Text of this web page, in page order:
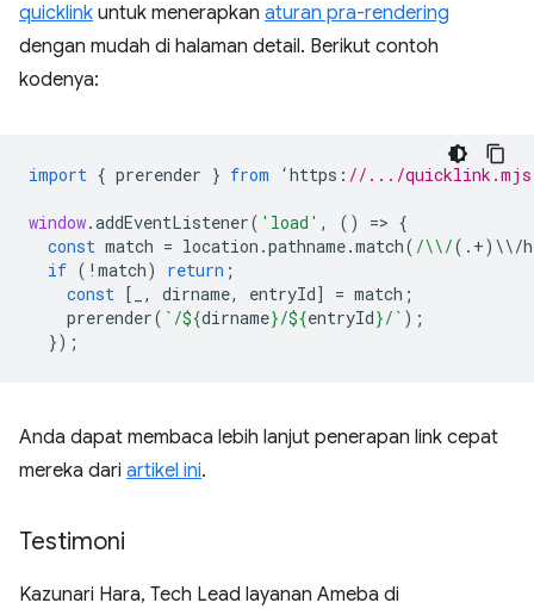
quicklink untuk menerapkan aturan pra-rendering
dengan mudah di halaman detail. Berikut contoh
kodenya:
import { prerender } from ‘https : //.../
window.addEventListener( 'load' , () => {
const match = location .pathname.match( /\\/(. +) \\/
if ( ! match) return ;
const
[ , dirname, entryId] = match ;
prerender( `/${dirname}/${entryId}/` );
});
Anda dapat membaca lebih lanjut penerapan link cepat
mereka dari artikel ini.
Testimoni
Kazunari Hara, Tech Lead layanan Ameba di